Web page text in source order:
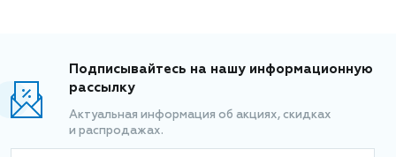
Подписывайтесь на нашу информационную
рассылку
Актуальная информация об акциях, скидках
и распродажах.